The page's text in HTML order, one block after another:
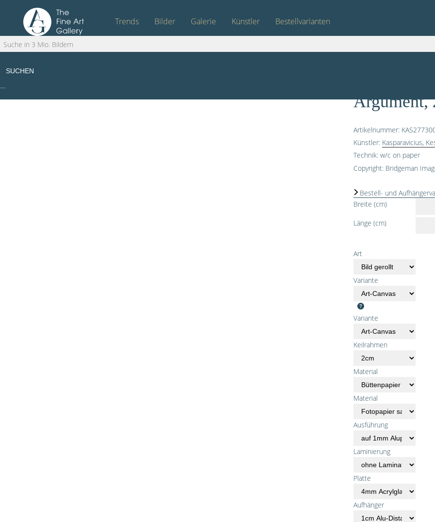
Trends Bilder Galerie Künstler Bestellvarianten
SUCHEN
...
Argument,
Artikelnummer:
Künstler: Kasparavicius,
Technik: w/c on paper
Copyright: Bridgeman
Bestell- und
Breite (cm)
Länge (cm)
Art
Variante
Variante
Keilrahmen
Material
Material
Ausführung
Laminierung
Platte
Aufhänger